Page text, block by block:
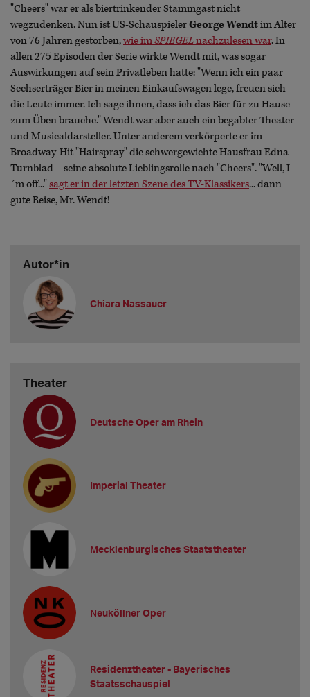
"Cheers" war er als biertrinkender Stammgast nicht
wegzudenken. Nun ist US-SchauspielerGeorge Wendtim Alter
von 76 Jahren gestorben,wie imSPIEGELnachzulesen war. In
allen 275 Episoden der Serie wirkte Wendt mit, was sogar
Auswirkungen auf sein Privatleben hatte: "Wenn ich ein paar
Sechserträger Bier in meinen Einkaufswagen lege, freuen sich
die Leute immer. Ich sage ihnen, dass ich das Bier für zu Hause
zum Üben brauche." Wendt war aber auch ein begabter Theater-
und Musicaldarsteller. Unter anderem verkörperte er im
Broadway-Hit "Hairspray" die schwergewichte Hausfrau Edna
Turnblad – seine absolute Lieblingsrolle nach "Cheers". "Well, I
´m off..."sagt er in der letzten Szene des TV-Klassikers... dann
gute Reise, Mr. Wendt!
Autor*in
Chiara Nassauer
Theater
Deutsche Oper am Rhein
Imperial Theater
Mecklenburgisches Staatstheater
Neuköllner Oper
Residenztheater - Bayerisches
Staatsschauspiel